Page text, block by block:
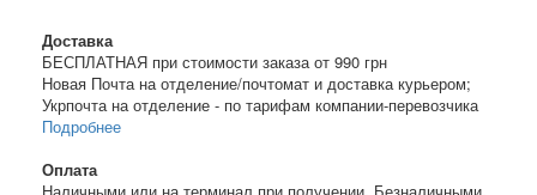
Доставка
БЕСПЛАТНАЯ при стоимости заказа от 990 грн
Новая Почта на отделение/почтомат и доставка курьером;
Укрпочта на отделение - по тарифам компании-перевозчика
Подробнее
Оплата